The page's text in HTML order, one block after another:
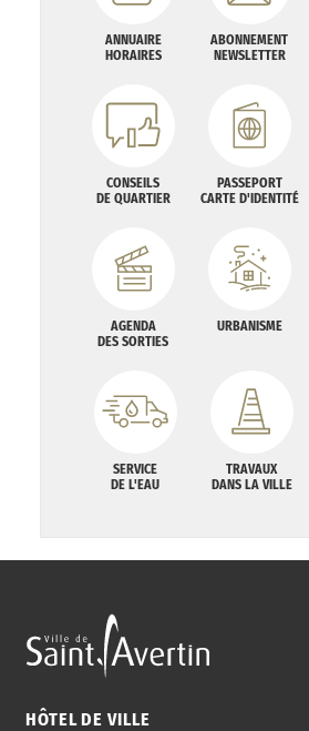
ANNUAIRE
HORAIRES
ABONNEMENT
NEWSLETTER
CONSEILS
DE QUARTIER
PASSEPORT
CARTE D'IDENTITÉ
AGENDA
DES SORTIES
URBANISME
SERVICE
DE L'EAU
TRAVAUX
DANS LA VILLE
HÔTEL DE VILLE